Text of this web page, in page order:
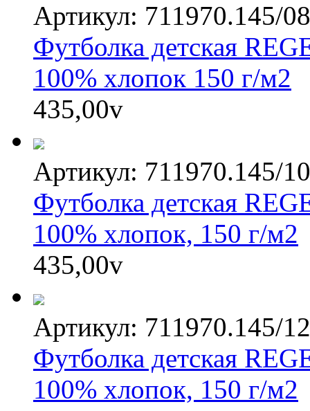
Артикул: 711970.145/
Футболка детская
100% хлопок 150 г/м2
435,00v
Артикул: 711970.145/
Футболка детская
100% хлопок, 150 г/м2
435,00v
Артикул: 711970.145/
Футболка детская
100% хлопок, 150 г/м2